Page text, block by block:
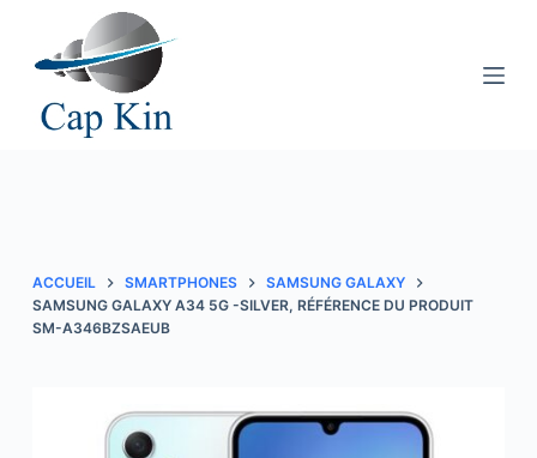
c
o
n
ACCUEIL SMARTPHONES
SAMSUNG GALAXY
SAMSUNG GALAXY A34 5G -SILVER, RÉFÉRENCE DU PRODUIT
SM-A346BZSAEUB